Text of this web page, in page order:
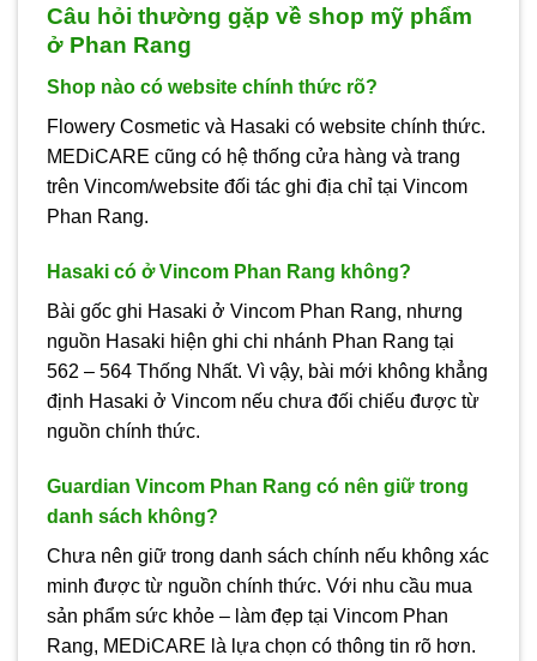
Câu hỏi thường gặp về shop mỹ phẩm
ở Phan Rang
Shop nào có website chính thức rõ?
Flowery Cosmetic và Hasaki có website chính thức.
MEDiCARE cũng có hệ thống cửa hàng và trang
trên Vincom/website đối tác ghi địa chỉ tại Vincom
Phan Rang.
Hasaki có ở Vincom Phan Rang không?
Bài gốc ghi Hasaki ở Vincom Phan Rang, nhưng
nguồn Hasaki hiện ghi chi nhánh Phan Rang tại
562 – 564 Thống Nhất. Vì vậy, bài mới không khẳng
định Hasaki ở Vincom nếu chưa đối chiếu được từ
nguồn chính thức.
Guardian Vincom Phan Rang có nên giữ trong
danh sách không?
Chưa nên giữ trong danh sách chính nếu không xác
minh được từ nguồn chính thức. Với nhu cầu mua
sản phẩm sức khỏe – làm đẹp tại Vincom Phan
Rang, MEDiCARE là lựa chọn có thông tin rõ hơn.